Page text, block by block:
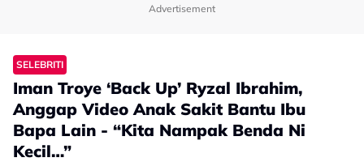
Advertisement
SELEBRITI
Iman Troye ‘Back Up’ Ryzal Ibrahim,
Anggap Video Anak Sakit Bantu Ibu
Bapa Lain - “Kita Nampak Benda Ni
Kecil…”